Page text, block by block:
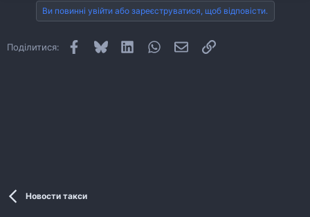
Ви повинні увійти або зареєструватися, щоб відповісти.
Поділитися: Facebook
Bluesky LinkedInWhatsApp
E-mailПосилання
Новости такси